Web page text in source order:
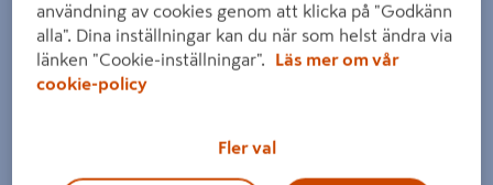
användning av cookies genom att klicka på "Godkänn
alla". Dina inställningar kan du när som helst ändra via
länken "Cookie-inställningar".
Läs mer om vår
cookie-policy
Fler val